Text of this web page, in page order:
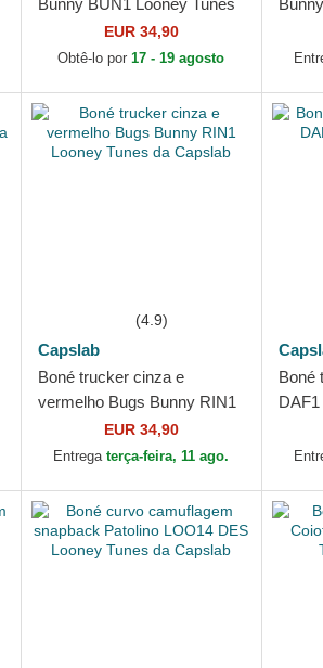
Bunny BUN1 Looney Tunes
da CapslabEUR 34,90
Obtê-lo por17 - 19 agosto
(4.9)
Capslab
Boné trucker cinza e
vermelho Bugs Bunny RIN1
Looney Tunes da Capslab
EUR 34,90
Entregaterça-feira, 11 ago.
Boné